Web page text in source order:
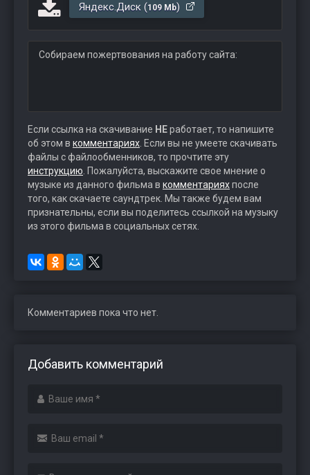
Яндекс.Диск (109 Mb)
Собираем пожертвования на работу сайта:
Если ссылка на скачивание НЕработает, то напишите
об этом в комментариях . Если вы не умеете скачивать
файлы с файлообменников, то прочтите эту
инструкцию . Пожалуйста, выскажите свое мнение о
музыке из данного фильма в комментарияхпосле
того, как скачаете саундтрек. Мы также будем вам
признательны, если вы поделитесь ссылкой на музыку
из этого фильма в социальных сетях.
Комментариев пока что нет.
Добавить комментарий